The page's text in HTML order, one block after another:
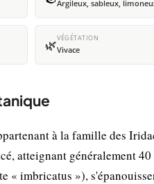
Argileux, sableux,
🌿VÉGÉTATION
Vivace
à la famille des
atteignant généralement 40
« imbricatus »),